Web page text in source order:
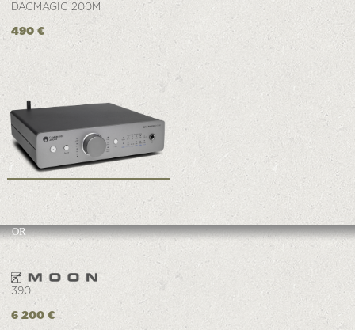
DACMAGIC 200M
490 €
OR
390
6 200 €